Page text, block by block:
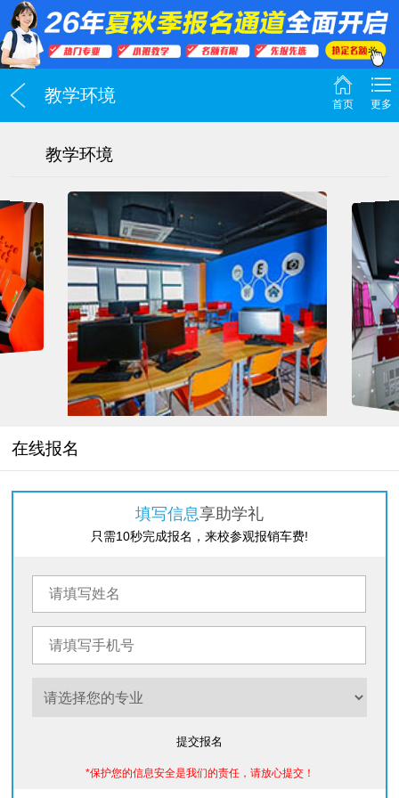
教学环境 首页 更多
教学环境
在线报名
填写信息享助学礼
只需10秒完成报名，来校参观报销车费!
提交报名
*保护您的信息安全是我们的责任，请放心提交！